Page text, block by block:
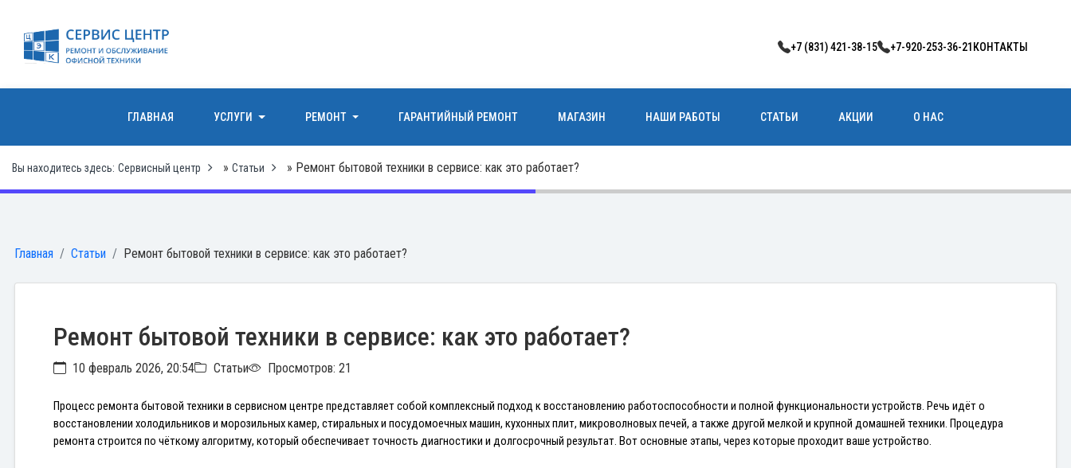
+7 (831) 421-38-15 +7-920-253-36-21 КОНТАКТЫ
ГЛАВНАЯ УСЛУГИ РЕМОНТ ГАРАНТИЙНЫЙ РЕМОНТ МАГАЗИН НАШИ РАБОТЫ СТАТЬИ АКЦИИ О НАС
Вы находитесь здесь: Сервисный центр » Статьи » Ремонт бытовой техники в сервисе: как это работает?
Главная Статьи Ремонт бытовой техники в сервисе: как это работает?
Ремонт бытовой техники в сервисе: как это работает?
10 февраль 2026, 20:54 Статьи Просмотров: 21
Процесс ремонта бытовой техники в сервисном центре представляет собой комплексный подход к восстановлению работоспособности и полной функциональности устройств. Речь идёт о
восстановлении холодильников и морозильных камер, стиральных и посудомоечных машин, кухонных плит, микроволновых печей, а также другой мелкой и крупной домашней техники. Процедура
ремонта строится по чёткому алгоритму, который обеспечивает точность диагностики и долгосрочный результат. Вот основные этапы, через которые проходит ваше устройство.